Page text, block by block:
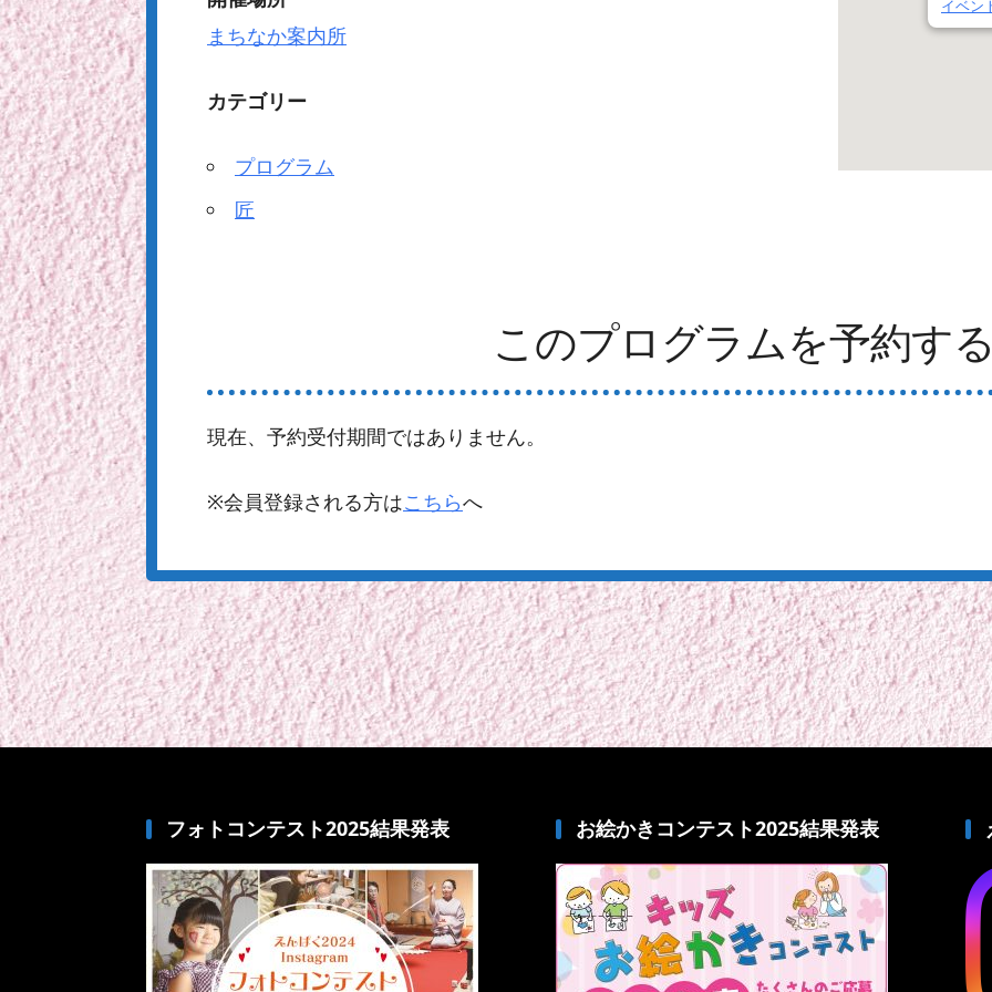
イベン
まちなか案内所
カテゴリー
プログラム
匠
このプログラムを予約す
現在、予約受付期間ではありません。
※会員登録される方はこちらへ
フォトコンテスト2025結果発表 お絵かきコンテスト2025結果発表